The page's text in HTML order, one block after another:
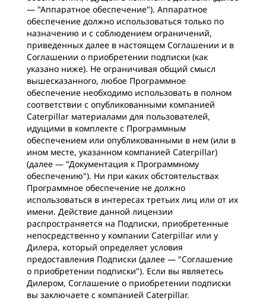
— "Аппаратное обеспечение"). Аппаратное
обеспечение должно использоваться только по
назначению и с соблюдением ограничений,
приведенных далее в настоящем Соглашении и в
Соглашении о приобретении подписки (как
указано ниже). Не ограничивая общий смысл
вышесказанного, любое Программное
обеспечение необходимо использовать в полном
соответствии с опубликованными компанией
Caterpillar материалами для пользователей,
идущими в комплекте с Программным
обеспечением или опубликованными в нем (или в
ином месте, указанном компанией Caterpillar)
(далее — "Документация к Программному
обеспечению"). Ни при каких обстоятельствах
Программное обеспечение не должно
использоваться в интересах третьих лиц или от их
имени. Действие данной лицензии
распространяется на Подписки, приобретенные
непосредственно у компании Caterpillar или у
Дилера, который определяет условия
предоставления Подписки (далее — "Соглашение
о приобретении подписки"). Если вы являетесь
Дилером, Соглашение о приобретении подписки
вы заключаете с компанией Caterpillar.